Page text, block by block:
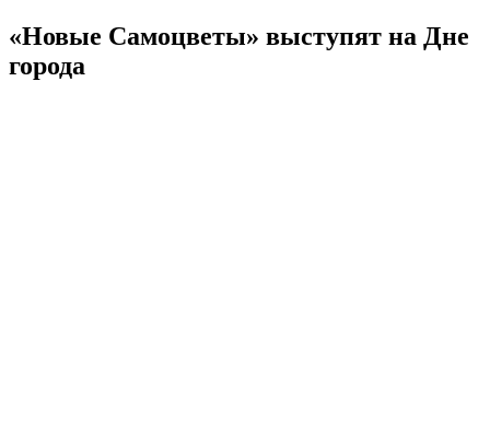
«Новые Самоцветы» выступят на Дне
города